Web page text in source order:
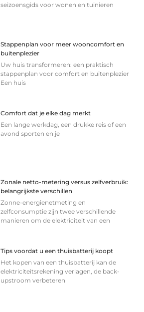
seizoensgids voor wonen en tuinieren
Stappenplan voor meer wooncomfort en
buitenplezier
Uw huis transformeren: een praktisch
stappenplan voor comfort en buitenplezier
Een huis
Comfort dat je elke dag merkt
Een lange werkdag, een drukke reis of een
avond sporten en je
Zonale netto-metering versus zelfverbruik:
belangrijkste verschillen
Zonne-energienetmeting en
zelfconsumptie zijn twee verschillende
manieren om de elektriciteit van een
Tips voordat u een thuisbatterij koopt
Het kopen van een thuisbatterij kan de
elektriciteitsrekening verlagen, de back-
upstroom verbeteren